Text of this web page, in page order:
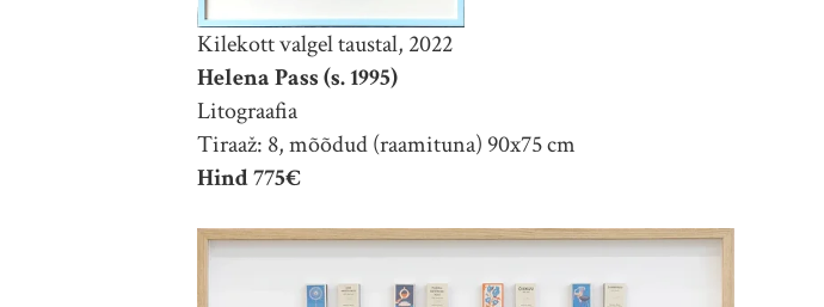
Kilekott valgel taustal, 2022
Helena Pass (s. 1995)
Litograafia
Tiraaž: 8, mõõdud (raamituna) 90x75 cm
Hind 775€